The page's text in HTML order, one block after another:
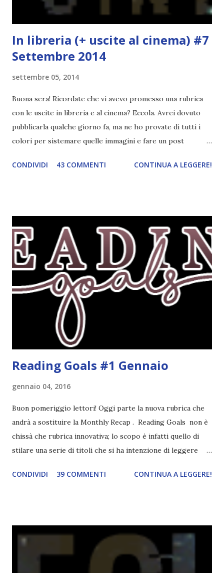
In libreria (+ uscite al cinema) #7
Settembre 2014
settembre 05, 2014
Buona sera! Ricordate che vi avevo promesso una rubrica
con le uscite in libreria e al cinema? Eccola. Avrei dovuto
pubblicarla qualche giorno fa, ma ne ho provate di tutti i
colori per sistemare quelle immagini e fare un post
leggere la trama cliccate sulla copertina. Vi ho segnalato
riguarda i suoi romanzi thriller. Per il momento sono
troppo fissata con questo genere ma ho letto pochi libri
thriller e vorrei davvero iniziarne qualcuno. Attraverso il
fuoco - Josephine Angeline \\ 19 settembre. Qualsiasi
libro cita anche soltanto "Salem" deve essere
assolutamente mio. Sono affascinata dalla storia delle
streghe di Salem e se oltre alle streghe aggiungiamo
mondi paralleli e gemelle malefiche, la mia curiosità monta
CONDIVIDI 43 COMMENTI CONTINUA A LEGGERE!
Reading Goals #1 Gennaio
gennaio 04, 2016
Buon pomeriggio lettori! Oggi parte la nuova rubrica che
andrà a sostituire la Monthly Recap . Reading Goals non è
chissà che rubrica innovativa; lo scopo è infatti quello di
stilare una serie di titoli che si ha intenzione di leggere
una rubrica per tenere sotto controllo le reading
spaziare con i generi letterari e non limitarmi al fantasy.
Per farvi un esempio nel 2015 mi sembra di aver letto
troppi libri impegnativi e davvero pochi libri "leggeri", il
CONDIVIDI 39 COMMENTI CONTINUA A LEGGERE!